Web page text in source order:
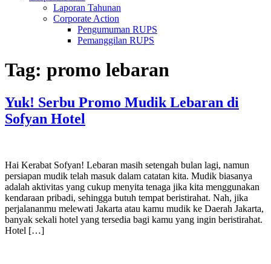
Laporan Tahunan
Corporate Action
Pengumuman RUPS
Pemanggilan RUPS
Tag: promo lebaran
Yuk! Serbu Promo Mudik Lebaran di
Sofyan Hotel
Hai Kerabat Sofyan! Lebaran masih setengah bulan lagi, namun
persiapan mudik telah masuk dalam catatan kita. Mudik biasanya
adalah aktivitas yang cukup menyita tenaga jika kita menggunakan
kendaraan pribadi, sehingga butuh tempat beristirahat. Nah, jika
perjalananmu melewati Jakarta atau kamu mudik ke Daerah Jakarta,
banyak sekali hotel yang tersedia bagi kamu yang ingin beristirahat.
Hotel […]